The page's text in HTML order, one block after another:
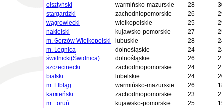
olsztyński
warmińsko-mazurskie 28
stargardzki
zachodniopomorskie 26
wągrowiecki
wielkopolskie 25
nakielski
kujawsko-pomorskie 27
m. Gorzów Wielkopolski
lubuskie 28
m. Legnica
dolnośląskie 24
świdnicki(Świdnica)
dolnośląskie 26
szczecinecki
zachodniopomorskie 24
bialski
lubelskie 24
m. Elbląg
warmińsko-mazurskie 26
kamieński
zachodniopomorskie 23
m. Toruń
kujawsko-pomorskie 25